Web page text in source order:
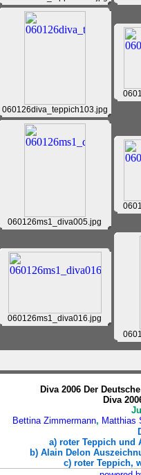
060126diva_teppich103.jpg
060126ms1_diva005.jpg
060126ms1_diva016.jpg
Diva 2006 Der
Diva
Bettina Zimmermann, Matthias
a) roter Teppich und
b) Alain Delon
c) roter Teppich,